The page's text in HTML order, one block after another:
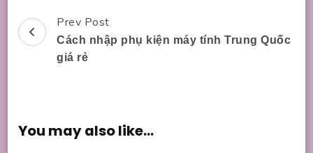
Post
Navigation
Prev Post
Cách nhập phụ kiện máy tính Trung Quốc
giá rẻ
You may also like...